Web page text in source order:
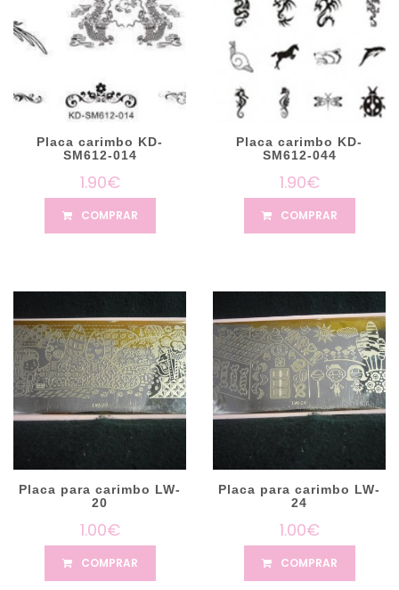
Placa carimbo KD-
SM612-014
1.90€
COMPRAR
Placa carimbo KD-
SM612-044
1.90€
COMPRAR
Placa para carimbo LW-
20
1.00€
COMPRAR
Placa para carimbo LW-
24
1.00€
COMPRAR